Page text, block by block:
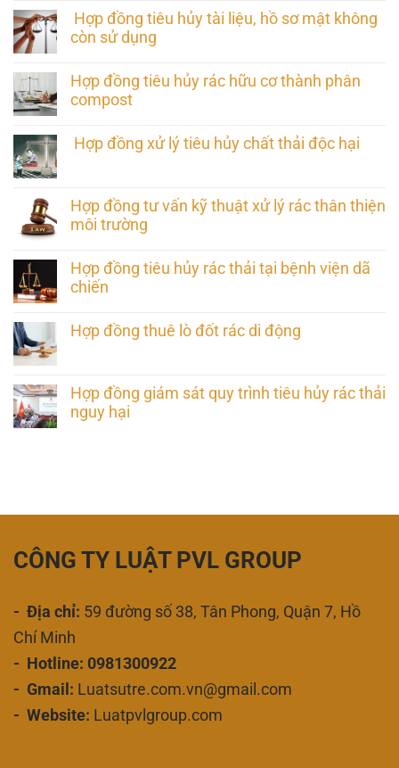
Hợp đồng tiêu hủy tài liệu, hồ sơ mật không
còn sử dụng
Hợp đồng tiêu hủy rác hữu cơ thành phân
compost
Hợp đồng xử lý tiêu hủy chất thải độc hại
Hợp đồng tư vấn kỹ thuật xử lý rác thân thiện
môi trường
Hợp đồng tiêu hủy rác thải tại bệnh viện dã
chiến
Hợp đồng thuê lò đốt rác di động
Hợp đồng giám sát quy trình tiêu hủy rác thải
nguy hại
CÔNG TY LUẬT PVL GROUP
- Địa chỉ: 59 đường số 38, Tân Phong, Quận 7, Hồ
Chí Minh
- Hotline: 0981300922
- Gmail: Luatsutre.com.vn@gmail.com
- Website: Luatpvlgroup.com